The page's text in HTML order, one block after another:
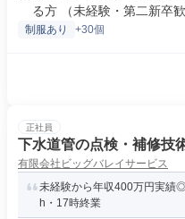
る方 （未経験・第二新卒歓
制服あり +30個
正社員
下水道管の点検・補修技
有限会社ビッグバレイサービス
未経験から年収400万円実績
h・17時終業